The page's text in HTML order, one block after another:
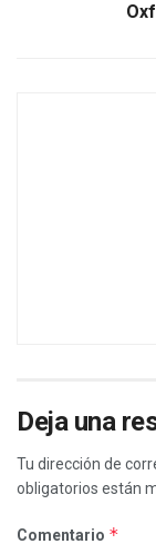
Deja una
Tu dirección de
obligatorios están
Comentario *